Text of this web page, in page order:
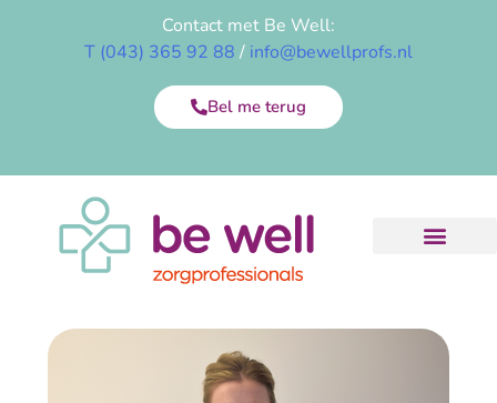
Contact met Be Well:
T (043) 365 92 88 / info@bewellprofs.nl
Bel me terug